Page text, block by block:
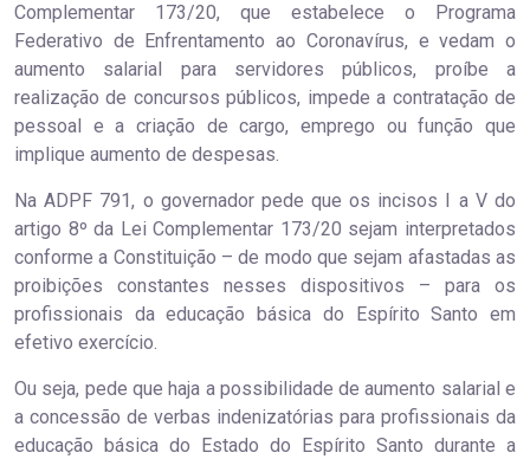
Complementar 173/20, que estabelece o Programa
Federativo de Enfrentamento ao Coronavírus, e vedam o
aumento salarial para servidores públicos, proíbe a
realização de concursos públicos, impede a contratação de
pessoal e a criação de cargo, emprego ou função que
implique aumento de despesas.
Na ADPF 791, o governador pede que os incisos I a V do
artigo 8º da Lei Complementar 173/20 sejam interpretados
conforme a Constituição – de modo que sejam afastadas as
proibições constantes nesses dispositivos – para os
profissionais da educação básica do Espírito Santo em
efetivo exercício.
Ou seja, pede que haja a possibilidade de aumento salarial e
a concessão de verbas indenizatórias para profissionais da
educação básica do Estado do Espírito Santo durante a